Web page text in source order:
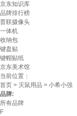
京东知识库
品牌排行榜
普联摄像头
一体机
收纳包
键盘贴
键帽贴纸
京东美术馆
当前位置：
首页 > 灭鼠用品 > 小希小强
品牌:
所有品牌
F